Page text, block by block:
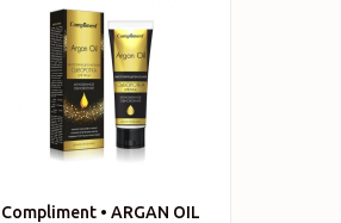
Compliment • ARGAN OIL